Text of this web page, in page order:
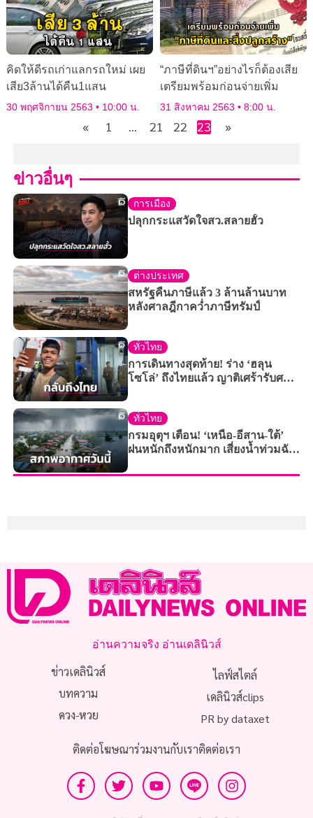
คิดให้ดีรถเก่าแลกรถใหม่ เผย
เสีย3ล้านได้คืน1แสน
30 พฤศจิกายน 2563 10:00 น.
“ภาษีที่ดินฯ”อย่างไรก็ต้องเสีย
เตรียมพร้อมก่อนจ่ายเพิ่ม
31 สิงหาคม 2563 8:00 น.
« 1 … 21 22 23 »
ข่าวอื่นๆ
การเมือง
ปลุกกระแสวัดใจสว.สลายฮั้ว
ต่างประเทศ
สหรัฐคืนภาษีแล้ว 3 ล้านล้านบาท
หลังศาลฎีกาคว่ำภาษีทรัมป์
ทั่วไทย
การเดินทางสุดท้าย! ร่าง ‘ฮลุน
โซโล่’ ถึงไทยแล้ว ญาติเศร้ารับศพ
ส่งชันสูตร
ทั่วไทย
กรมอุตุฯ เตือน! ‘เหนือ-อีสาน-ใต้’
ฝนหนักถึงหนักมาก เสี่ยงน้ำท่วมฉับ
อ่านความจริง อ่านเดลินิวส์
ข่าวเดลินิวส์
บทความ
ดวง-หวย
ไลฟ์สไตล์
เดลินิวส์clips
PR by dataxet
ติดต่อโฆษณาร่วมงานกับเราติดต่อเรา